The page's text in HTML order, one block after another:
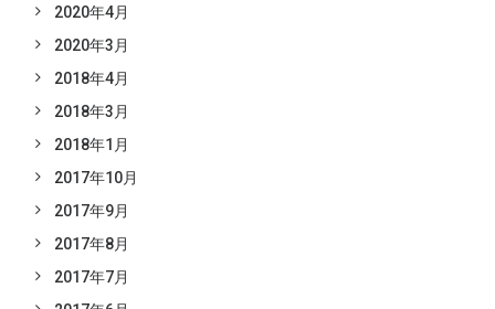
2020年4月
2020年3月
2018年4月
2018年3月
2018年1月
2017年10月
2017年9月
2017年8月
2017年7月